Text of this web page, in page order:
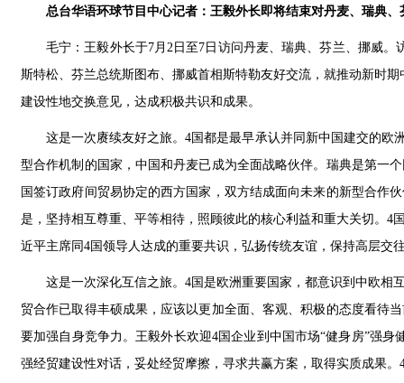
总台华语环球节目中心记者：王毅外长即将结束对丹麦、瑞典
毛宁：王毅外长于7月2日至7日访问丹麦、瑞典、芬兰、挪威
斯特松、芬兰总统斯图布、挪威首相斯特勒友好交流，就推动新时
建设性地交换意见，达成积极共识和成果。
这是一次赓续友好之旅。4国都是最早承认并同新中国建交的欧
型合作机制的国家，中国和丹麦已成为全面战略伙伴。瑞典是第一
国签订政府间贸易协定的西方国家，双方结成面向未来的新型合作
是，坚持相互尊重、平等相待，照顾彼此的核心利益和重大关切。
近平主席同4国领导人达成的重要共识，弘扬传统友谊，保持高层
这是一次深化互信之旅。4国是欧洲重要国家，都意识到中欧
贸合作已取得丰硕成果，应该以更加全面、客观、积极的态度看待
要加强自身竞争力。王毅外长欢迎4国企业到中国市场“健身房”强
强经贸建设性对话，妥处经贸摩擦，寻求共赢方案，取得实质成果